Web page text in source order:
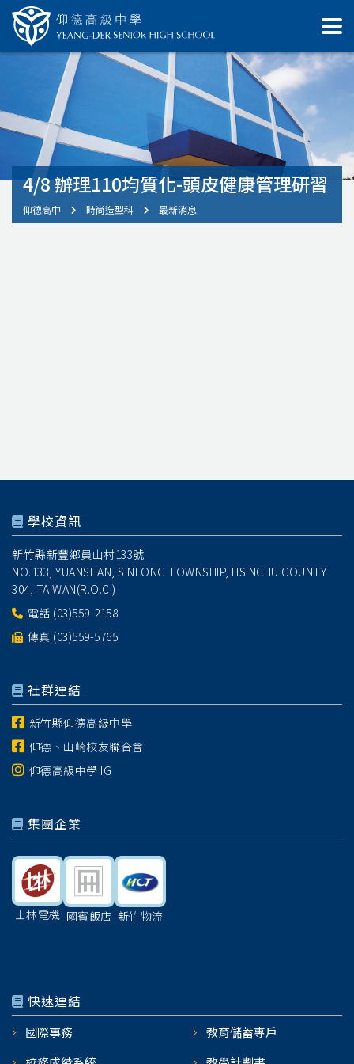
4/8 辦理110均質化-頭皮健康管理研習
仰德高中 時尚造型科 最新消息
學校資訊
新竹縣新豐鄉員山村133號
NO.133, YUANSHAN, SINFONG TOWNSHIP, HSINCHU COUNTY
304, TAIWAN(R.O.C.)
電話 (03)559-2158
傳真 (03)559-5765
社群連結
新竹縣仰德高級中學
仰德、山崎校友聯合會
仰德高級中學 IG
集團企業
士林電機 國賓飯店 新竹物流
快速連結
國際事務
教育儲蓄專戶